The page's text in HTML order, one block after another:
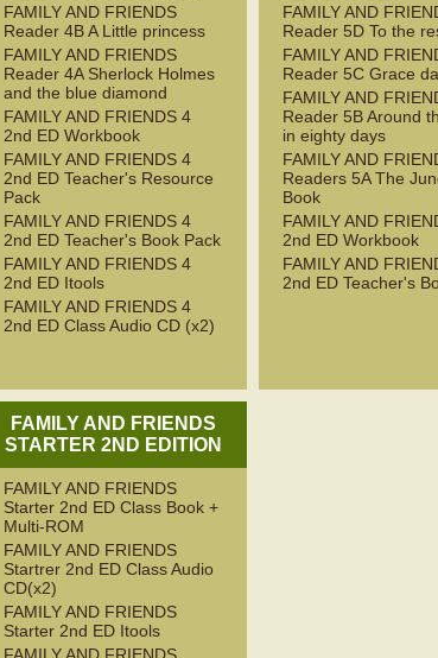
FAMILY AND FRIENDS
Reader 4B A Little princess
FAMILY AND FRIENDS
Reader 4A Sherlock Holmes
and the blue diamond
FAMILY AND FRIENDS 4
2nd ED Workbook
FAMILY AND FRIENDS 4
2nd ED Teacher's Resource
Pack
FAMILY AND FRIENDS 4
2nd ED Teacher's Book Pack
FAMILY AND FRIENDS 4
2nd ED Itools
FAMILY AND FRIENDS 4
2nd ED Class Audio CD (x2)
FAMILY AND
Reader 5D To the
FAMILY AND
Reader 5C Grace
FAMILY AND
Reader 5B Around
in eighty days
FAMILY AND
Readers 5A The
Book
FAMILY AND
2nd ED Workbook
FAMILY AND
2nd ED Teacher's
FAMILY AND FRIENDS
STARTER 2ND EDITION
FAMILY AND FRIENDS
Starter 2nd ED Class Book +
Multi-ROM
FAMILY AND FRIENDS
Startrer 2nd ED Class Audio
CD(x2)
FAMILY AND FRIENDS
Starter 2nd ED Itools